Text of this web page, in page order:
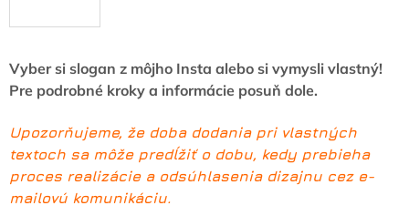
Vyber si slogan z môjho Insta alebo si vymysli vlastný!
Pre podrobné kroky a informácie posuň dole.
Upozorňujeme, že doba dodania pri vlastných
textoch sa môže predĺžiť o dobu, kedy prebieha
proces realizácie a odsúhlasenia dizajnu cez e-
mailovú komunikáciu.